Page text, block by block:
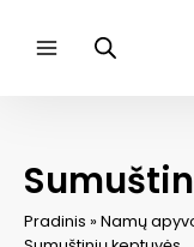
turinio
Pradinis » Namų